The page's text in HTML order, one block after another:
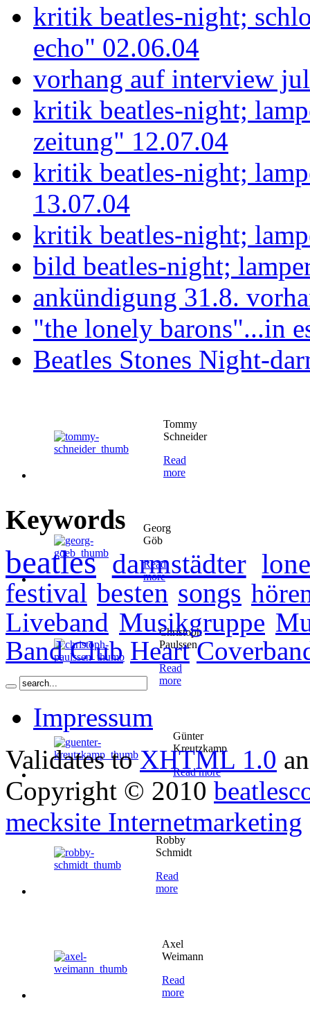
kritik beatles-night;
echo" 02.06.04
vorhang auf interview
kritik beatles-night;
zeitung" 12.07.04
kritik beatles-night;
13.07.04
kritik beatles-night;
bild beatles-night;
ankündigung 31.8.
"the lonely barons"...in
Beatles Stones Night-
Tommy
Schneider
Read
more
Georg
Göb
Read
more
Christoph
Paulssen
Read
more
Günter
Kreutzkamp
Read more
Robby
Schmidt
Read
more
Axel
Weimann
Read
more
Keywords
beatles darmstädter
festival besten songs
Liveband Musikgruppe
Band Club Heart
Impressum
Validates toXHTML 1.0
Copyright © 2010
mecksite Internetmarketing